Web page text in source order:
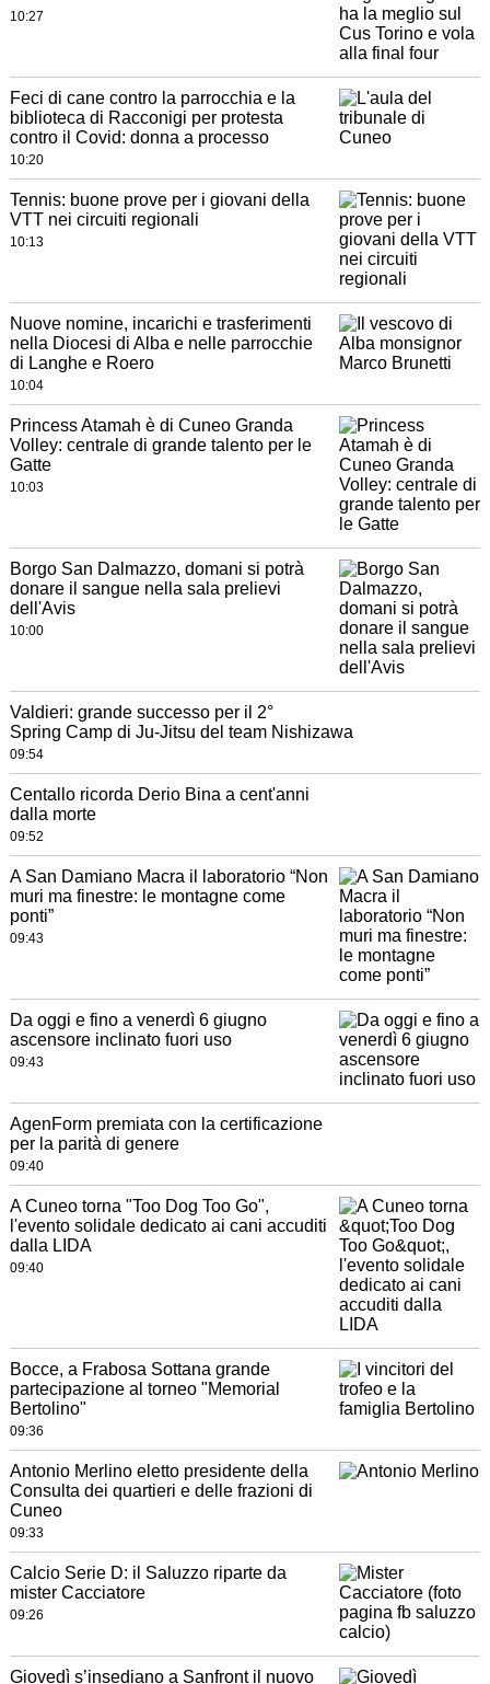
10:27
Feci di cane contro la parrocchia e la
biblioteca di Racconigi per protesta
contro il Covid: donna a processo
10:20
Tennis: buone prove per i giovani della
VTT nei circuiti regionali
10:13
Nuove nomine, incarichi e trasferimenti
nella Diocesi di Alba e nelle parrocchie
di Langhe e Roero
10:04
Princess Atamah è di Cuneo Granda
Volley: centrale di grande talento per le
Gatte
10:03
Borgo San Dalmazzo, domani si potrà
donare il sangue nella sala prelievi
dell'Avis
10:00
Valdieri: grande successo per il 2°
Spring Camp di Ju-Jitsu del team Nishizawa
09:54
Centallo ricorda Derio Bina a cent'anni
dalla morte
09:52
A San Damiano Macra il laboratorio “Non
muri ma finestre: le montagne come
ponti”
09:43
Da oggi e fino a venerdì 6 giugno
ascensore inclinato fuori uso
09:43
AgenForm premiata con la certificazione
per la parità di genere
09:40
A Cuneo torna "Too Dog Too Go",
l'evento solidale dedicato ai cani accuditi
dalla LIDA
09:40
Bocce, a Frabosa Sottana grande
partecipazione al torneo "Memorial
Bertolino"
09:36
Antonio Merlino eletto presidente della
Consulta dei quartieri e delle frazioni di
Cuneo
09:33
Calcio Serie D: il Saluzzo riparte da
mister Cacciatore
09:26
Giovedì s’insediano a Sanfront il nuovo